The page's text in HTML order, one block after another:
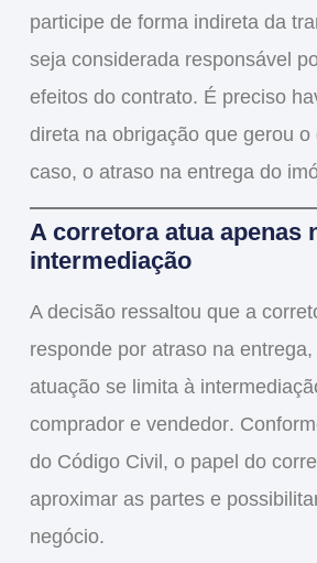
participe de forma indireta da
seja considerada responsável
efeitos do contrato. É preciso
direta na obrigação que gerou o
caso, o atraso na entrega do
A corretora atua apenas
intermediação
A decisão ressaltou que a
responde por atraso na entrega,
atuação se limita à
comprador e vendedor.
do Código Civil, o papel do
aproximar as partes e
negócio.